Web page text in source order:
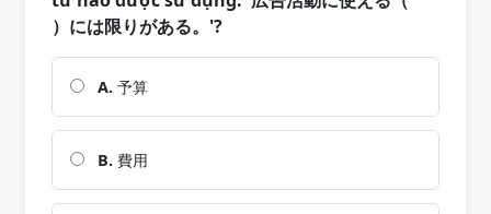
）には限りがある。'?
A. 予算
B. 費用